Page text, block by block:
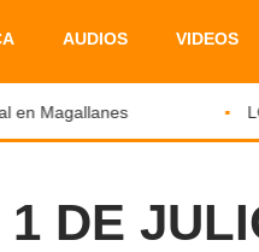
AUDIOS VIDEOS
Magallanes
DE